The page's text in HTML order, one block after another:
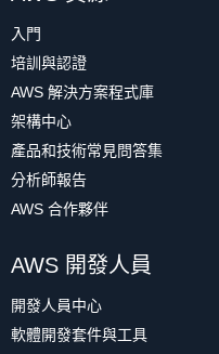
入門
培訓與認證
AWS 解決方案程式庫
架構中心
產品和技術常見問答集
分析師報告
AWS 合作夥伴
AWS 開發人員
開發人員中心
軟體開發套件與工具